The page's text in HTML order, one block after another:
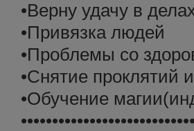
•Верну удачу в
•Привязка людей
•Проблемы со
•Снятие проклятий
•Обучение